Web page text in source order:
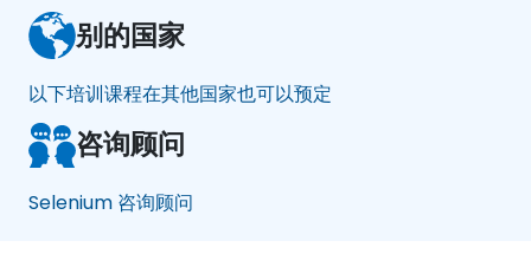
别的国家
以下培训课程在其他国家也可以预定
咨询顾问
Selenium 咨询顾问